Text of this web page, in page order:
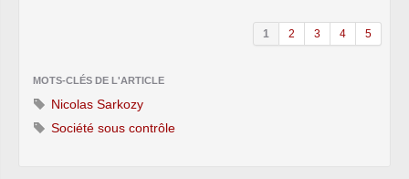
1 2 3 4 5
MOTS-CLÉS DE L'ARTICLE
Nicolas Sarkozy
Société sous contrôle